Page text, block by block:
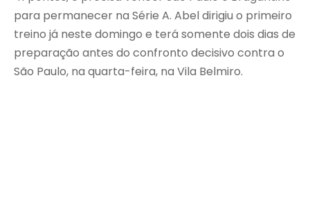
para permanecer na Série A. Abel dirigiu o primeiro
treino já neste domingo e terá somente dois dias de
preparação antes do confronto decisivo contra o
São Paulo, na quarta-feira, na Vila Belmiro.